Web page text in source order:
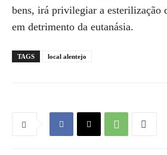
bens, irá privilegiar a esterilização
em detrimento da eutanásia.
TAGS local alentejo